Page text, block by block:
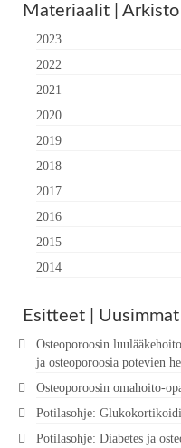
Materiaalit | Arkisto
2023
2022
2021
2020
2019
2018
2017
2016
2015
2014
Esitteet | Uusimmat
Osteoporoosin
ja osteoporoosia potevien
Osteoporoosin omahoito-
Potilasohje:
Potilasohje: Diabetes ja